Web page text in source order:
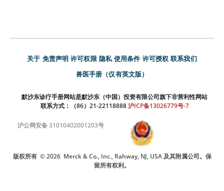
关于 免责声明 许可权限 隐私 使用条件 许可授权 联系我们
兽医手册（仅有英文版）
默沙东诊疗手册网站是默沙东（中国）投资有限公司旗下非营利性网站
联系方式：（86）21-22118888 沪ICP备13026779号-7
沪公网安备 31010402001203号
版权所有 © 2026 Merck & Co., Inc., Rahway, NJ, USA 及其附属公司。保
留所有权利。